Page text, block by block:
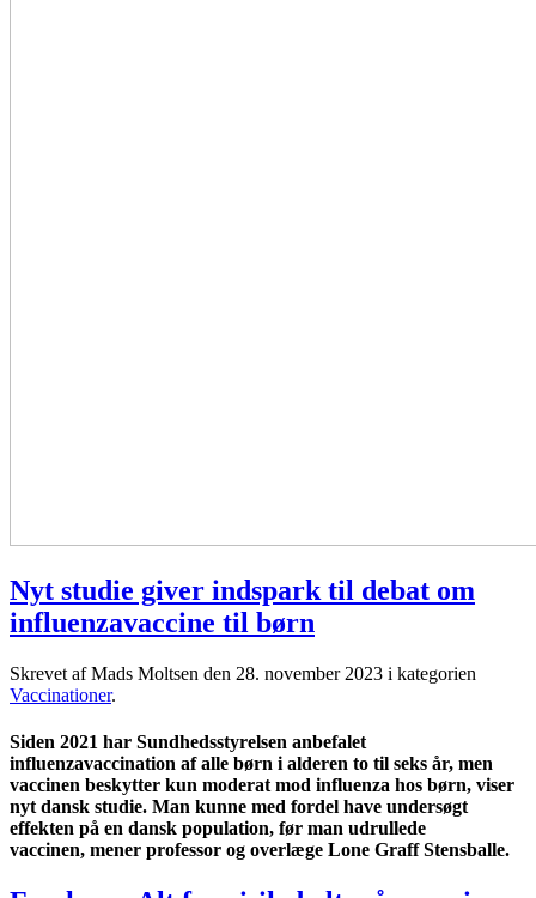
Nyt studie giver indspark til debat om
influenzavaccine til børn
Skrevet af Mads Moltsen den 28. november 2023 i kategorien
Vaccinationer.
Siden 2021 har Sundhedsstyrelsen anbefalet
influenzavaccination af alle børn i alderen to til seks år, men
vaccinen beskytter kun moderat mod influenza hos børn, viser
nyt dansk studie. Man kunne med fordel have undersøgt
effekten på en dansk population, før man udrullede
vaccinen, mener professor og overlæge Lone Graff Stensballe.